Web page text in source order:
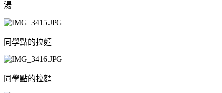
湯
同學點的拉麵
同學點的拉麵